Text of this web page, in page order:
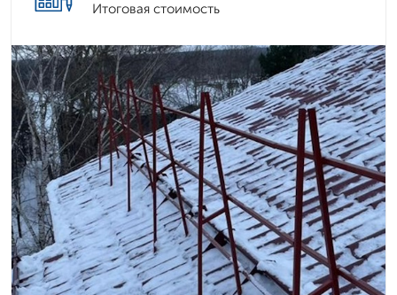
Итоговая стоимость